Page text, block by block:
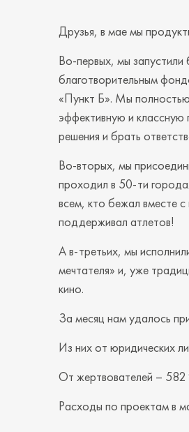
Друзья, в мае мы
Во-первых, мы
благотворительным
«Пункт Б». Мы
эффективную и классную
решения и брать
Во-вторых, мы
проходил в 50-ти
всем, кто бежал вместе
поддерживал атлетов!
А в-третьих, мы
мечтателя» и, уже
кино.
За месяц нам удалось
Из них от юридических
От жертвователей –
Расходы по проектам в